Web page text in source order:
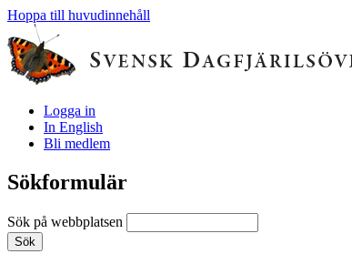
Hoppa till huvudinnehåll
Logga in
In English
Bli medlem
Sökformulär
Sök på webbplatsen